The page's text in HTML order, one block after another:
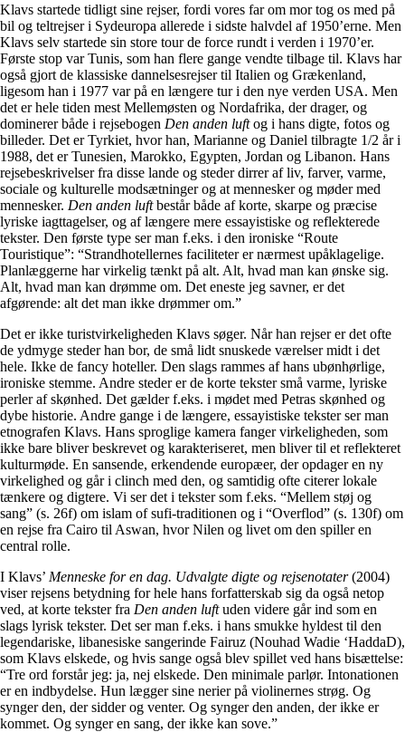
Klavs startede tidligt sine rejser, fordi vores far om mor tog os med på
bil og teltrejser i Sydeuropa allerede i sidste halvdel af 1950’erne. Men
Klavs selv startede sin store tour de force rundt i verden i 1970’er.
Første stop var Tunis, som han flere gange vendte tilbage til. Klavs har
også gjort de klassiske dannelsesrejser til Italien og Grækenland,
ligesom han i 1977 var på en længere tur i den nye verden USA. Men
det er hele tiden mest Mellemøsten og Nordafrika, der drager, og
dominerer både i rejsebogen Den anden luftog i hans digte, fotos og
billeder. Det er Tyrkiet, hvor han, Marianne og Daniel tilbragte 1/2 år i
1988, det er Tunesien, Marokko, Egypten, Jordan og Libanon. Hans
rejsebeskrivelser fra disse lande og steder dirrer af liv, farver, varme,
sociale og kulturelle modsætninger og at mennesker og møder med
mennesker. Den anden luftbestår både af korte, skarpe og præcise
lyriske iagttagelser, og af længere mere essayistiske og reflekterede
tekster. Den første type ser man f.eks. i den ironiske “Route
Touristique”: “Strandhotellernes faciliteter er nærmest upåklagelige.
Planlæggerne har virkelig tænkt på alt. Alt, hvad man kan ønske sig.
Alt, hvad man kan drømme om. Det eneste jeg savner, er det
afgørende: alt det man ikke drømmer om.”
Det er ikke turistvirkeligheden Klavs søger. Når han rejser er det ofte
de ydmyge steder han bor, de små lidt snuskede værelser midt i det
hele. Ikke de fancy hoteller. Den slags rammes af hans ubønhørlige,
ironiske stemme. Andre steder er de korte tekster små varme, lyriske
perler af skønhed. Det gælder f.eks. i mødet med Petras skønhed og
dybe historie. Andre gange i de længere, essayistiske tekster ser man
etnografen Klavs. Hans sproglige kamera fanger virkeligheden, som
ikke bare bliver beskrevet og karakteriseret, men bliver til et reflekteret
kulturmøde. En sansende, erkendende europæer, der opdager en ny
virkelighed og går i clinch med den, og samtidig ofte citerer lokale
tænkere og digtere. Vi ser det i tekster som f.eks. “Mellem støj og
sang” (s. 26f) om islam of sufi-traditionen og i “Overflod” (s. 130f) om
en rejse fra Cairo til Aswan, hvor Nilen og livet om den spiller en
central rolle.
I Klavs’ Menneske for en dag. Udvalgte digte og rejsenotater(2004)
viser rejsens betydning for hele hans forfatterskab sig da også netop
ved, at korte tekster fra Den anden luftuden videre går ind som en
slags lyrisk tekster. Det ser man f.eks. i hans smukke hyldest til den
legendariske, libanesiske sangerinde Fairuz (Nouhad Wadie ‘HaddaD),
som Klavs elskede, og hvis sange også blev spillet ved hans bisættelse:
“Tre ord forstår jeg: ja, nej elskede. Den minimale parlør. Intonationen
er en indbydelse. Hun lægger sine nerier på violinernes strøg. Og
synger den, der sidder og venter. Og synger den anden, der ikke er
kommet. Og synger en sang, der ikke kan sove.”